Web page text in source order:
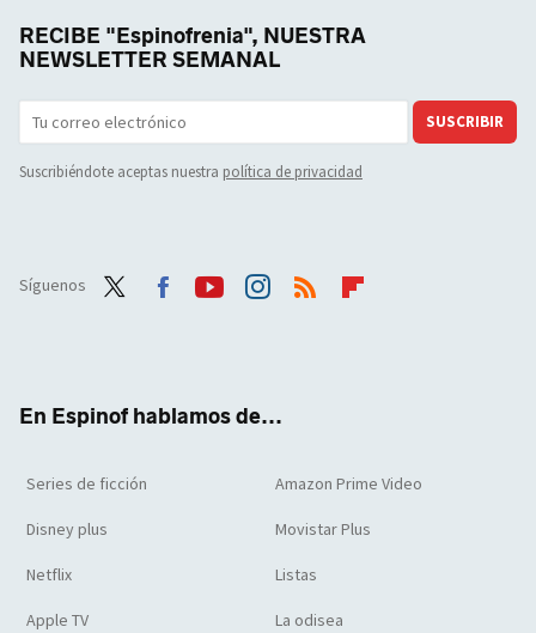
RECIBE "Espinofrenia", NUESTRA
NEWSLETTER SEMANAL
SUSCRIBIR
Suscribiéndote aceptas nuestra política de privacidad
Síguenos
En Espinof hablamos de...
Series de ficción Amazon Prime Video
Disney plus Movistar Plus
Netflix Listas
Apple TV La odisea